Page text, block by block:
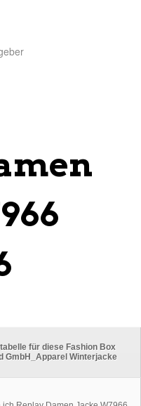
für diese Fashion Box
GmbH_Apparel Winterjacke